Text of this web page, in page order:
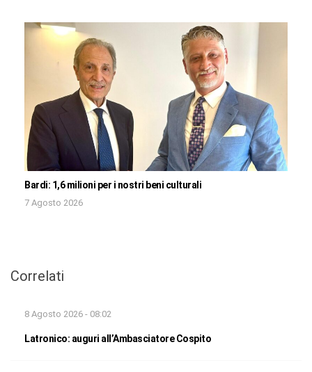
Bardi: 1,6 milioni per i nostri beni culturali
7 Agosto 2026
Correlati
8 Agosto 2026 - 08:02
Latronico: auguri all’Ambasciatore Cospito